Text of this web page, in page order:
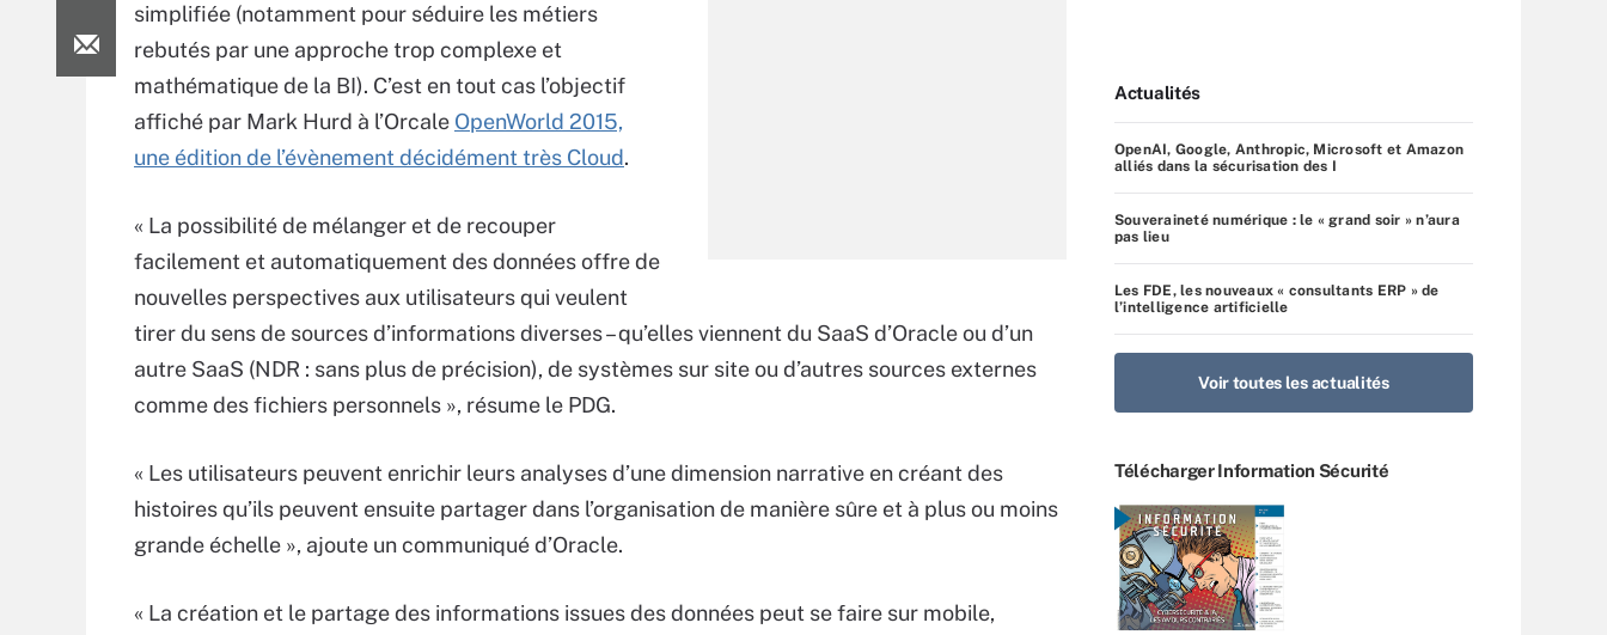
simplifiée (notamment pour séduire les métiers
rebutés par une approche trop complexe et
mathématique de la BI). C’est en tout cas l’objectif
affiché par Mark Hurd à l’Orcale OpenWorld 2015,
une édition de l’évènement décidément très Cloud.
« La possibilité de mélanger et de recouper
facilement et automatiquement des données offre de
nouvelles perspectives aux utilisateurs qui veulent
tirer du sens de sources d’informations diverses – qu’elles viennent du SaaS d’Oracle ou d’un
autre SaaS (NDR : sans plus de précision), de systèmes sur site ou d’autres sources externes
comme des fichiers personnels », résume le PDG.
« Les utilisateurs peuvent enrichir leurs analyses d’une dimension narrative en créant des
histoires qu’ils peuvent ensuite partager dans l’organisation de manière sûre et à plus ou moins
grande échelle », ajoute un communiqué d’Oracle.
« La création et le partage des informations issues des données peut se faire sur mobile,
Actualités
OpenAI, Google, Anthropic, Microsoft et Amazon
alliés dans la sécurisation des I
Souveraineté numérique : le « grand soir » n’aura
pas lieu
Les FDE, les nouveaux « consultants ERP » de
l’intelligence artificielle
Voir toutes les actualités
Télécharger Information Sécurité